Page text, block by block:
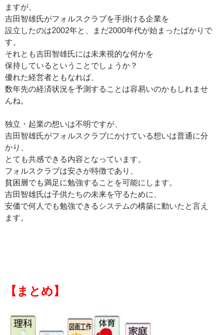
ますが、
吉田智雄氏がフォルスクラブを手掛ける企業を
設立したのは2002年と、まだ2000年代が始まったばかりで
す。
それとも吉田智雄氏には未来視的な何かを
保持しているということでしょうか？
優れた経営者ともなれば、
数年先の経済状況を予測することは容易いのかもしれませ
んね。
独立・起業の想いは不明ですが、
吉田智雄氏がフォルスクラブにかけている想いは普通に分
かり、
とても共感できる内容となっています。
フォルスクラブは安さが特徴であり、
貧困層でも満足に勉強することを可能にします。
吉田智雄氏は子供たちの未来を守るために、
安価で何人でも勉強できるシステムの構築に動いたと言え
ます。
【まとめ】